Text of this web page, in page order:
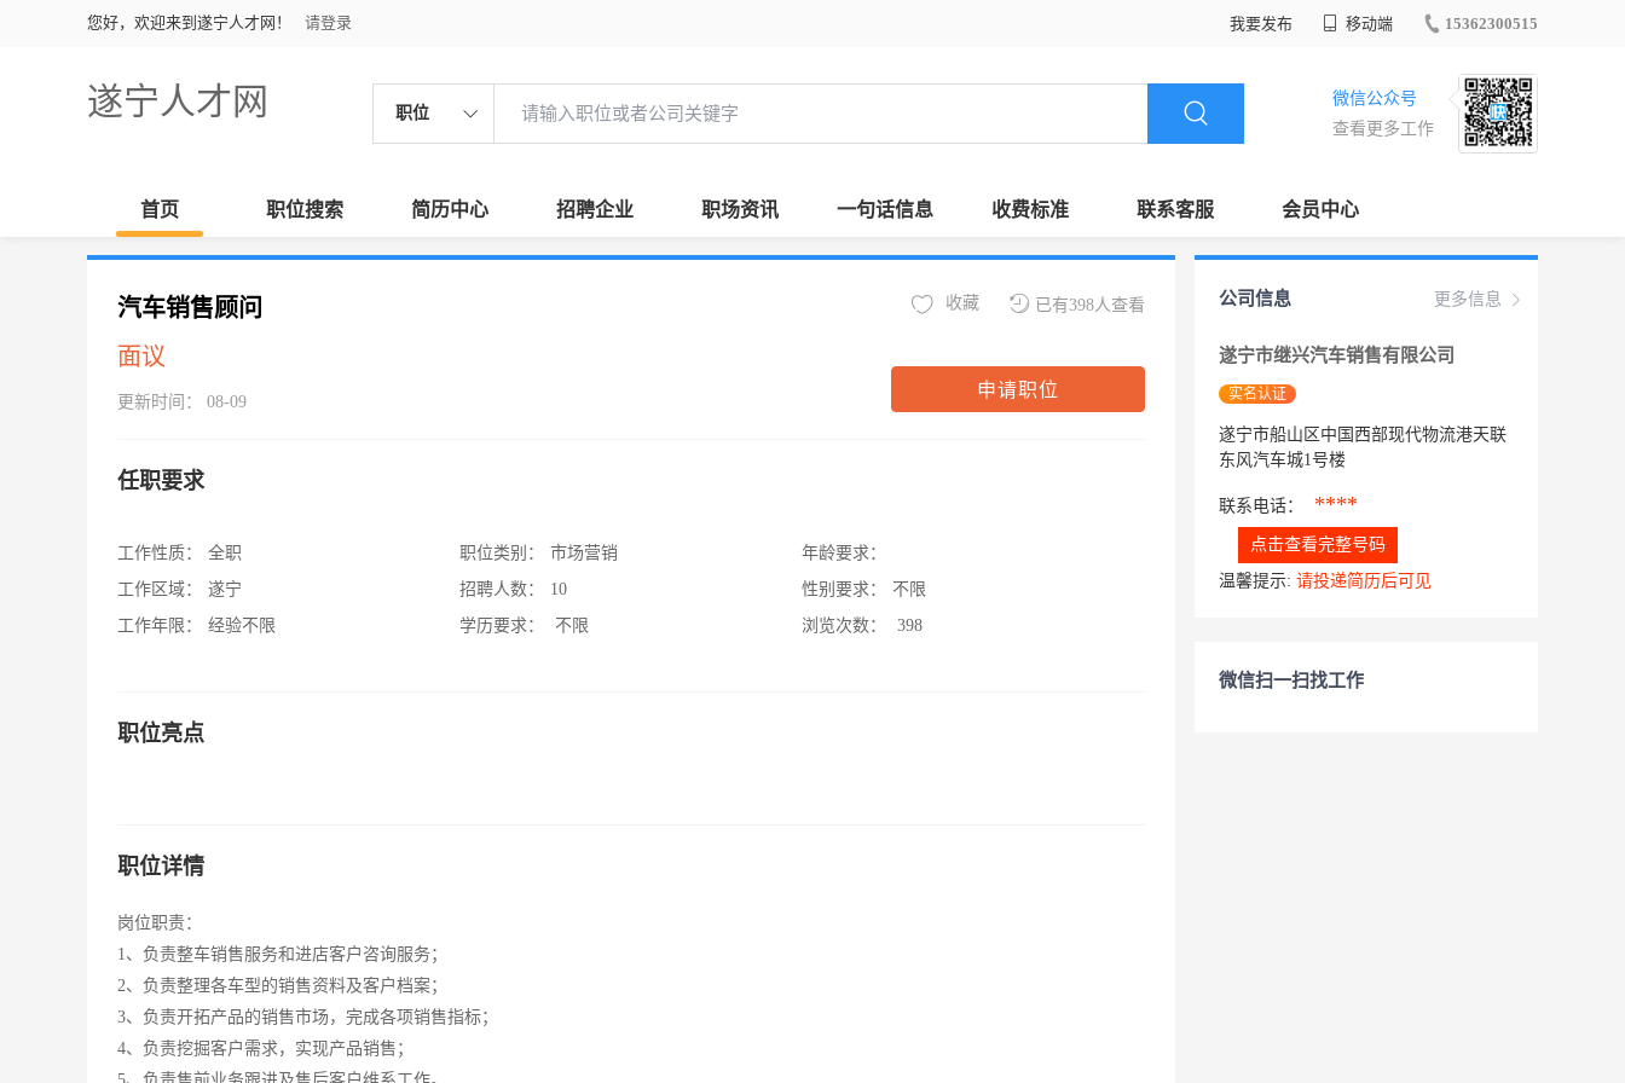
您好，欢迎来到遂宁人才网！ 请登录 我要发布 移动端 15362300515
遂宁人才网 职位
微信公众号
查看更多工作
首页 职位搜索 简历中心 招聘企业 职场资讯 一句话信息 收费标准 联系客服 会员中心
汽车销售顾问
面议
更新时间： 08-09
已有398人查看
收藏
申请职位
任职要求
工作性质：
全职
工作区域：
遂宁
工作年限：
经验不限
职位类别：
市场营销
招聘人数：
10
学历要求：
不限
年龄要求：
性别要求：
不限
浏览次数：
398
职位亮点
职位详情
岗位职责：
1、负责整车销售服务和进店客户咨询服务；
2、负责整理各车型的销售资料及客户档案；
3、负责开拓产品的销售市场，完成各项销售指标；
4、负责挖掘客户需求，实现产品销售；
更多信息
公司信息
遂宁市继兴汽车销售有限公司
实名认证
遂宁市船山区中国西部现代物流港天联
东风汽车城1号楼
联系电话： ****
点击查看完整号码
温馨提示: 请投递简历后可见
微信扫一扫找工作